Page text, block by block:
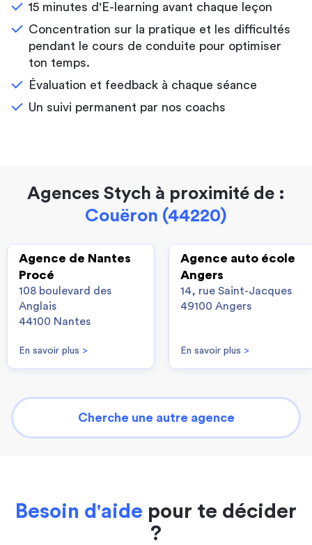
15 minutes d'E-learning avant chaque leçon
Concentration sur la pratique et les difficultés
pendant le cours de conduite pour optimiser
ton temps.
Évaluation et feedback à chaque séance
Un suivi permanent par nos coachs
Agences Stych à proximité de :
Couëron (44220)
Agence de Nantes
Procé
108 boulevard des
Anglais
44100 Nantes
En savoir plus >
Agence auto école
Angers
14, rue Saint-Jacques
49100 Angers
En savoir plus >
Cherche une autre agence
Besoin d'aide pour te décider
?